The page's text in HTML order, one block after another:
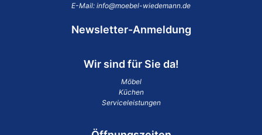
E-Mail: info@moebel-wiedemann.de
Newsletter-Anmeldung
Wir sind für Sie da!
Möbel
Küchen
Serviceleistungen